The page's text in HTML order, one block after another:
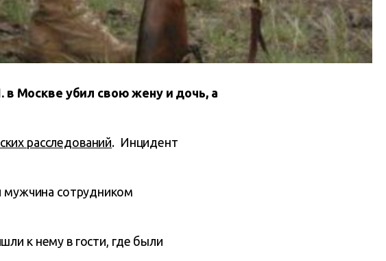
Москве убил свою жену и дочь, а
расследований. Инцидент
мужчина сотрудником
к нему в гости, где были